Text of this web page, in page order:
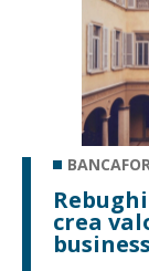
crea